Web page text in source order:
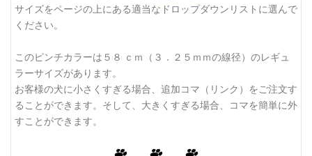
サイズをページの上にある適当なドロップダウンリストに選んで
ください。
このピンチカラーは５８ ｃｍ（３．２５ｍｍの線径）のレギュ
ラーサイズがあります。
お客様の犬に小さくすぎる場合、追加コマ（リンク）をご注文す
ることができます。そして、大きくすぎる場合、コマを簡単に外
すことができます。